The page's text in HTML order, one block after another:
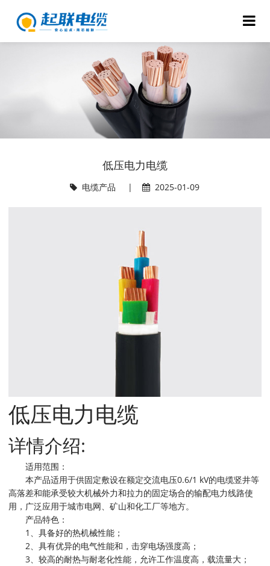
低压电力电缆
电缆产品 | 2025-01-09
低压电力电缆
详情介绍:
适用范围：
本产品适用于供固定敷设在额定交流电压0.6/1 kV的电缆竖井等
高落差和能承受较大机械外力和拉力的固定场合的输配电力线路使
用，广泛应用于城市电网、矿山和化工厂等地方。
产品特色：
1、具备好的热机械性能；
2、具有优异的电气性能和，击穿电场强度高；
3、较高的耐热与耐老化性能，允许工作温度高，载流量大；